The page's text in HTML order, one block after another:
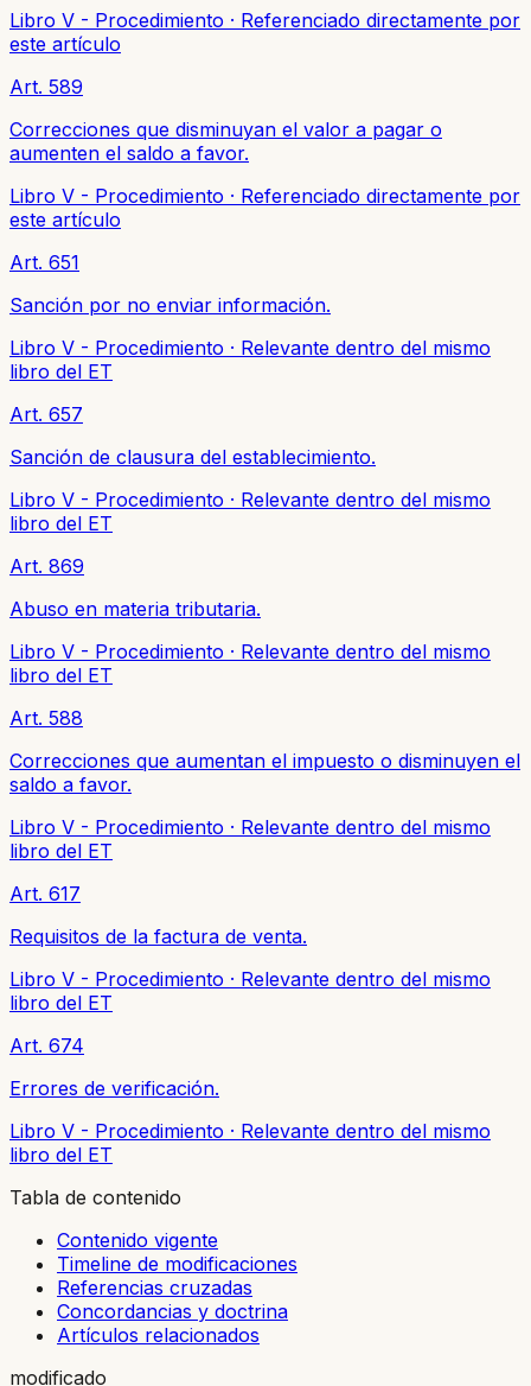
Libro V - Procedimiento · Referenciado directamente por
este artículo
Art. 589
Correcciones que disminuyan el valor a pagar o
aumenten el saldo a favor.
Libro V - Procedimiento · Referenciado directamente por
este artículo
Art. 651
Sanción por no enviar información.
Libro V - Procedimiento · Relevante dentro del mismo
libro del ET
Art. 657
Sanción de clausura del establecimiento.
Libro V - Procedimiento · Relevante dentro del mismo
libro del ET
Art. 869
Abuso en materia tributaria.
Libro V - Procedimiento · Relevante dentro del mismo
libro del ET
Art. 588
Correcciones que aumentan el impuesto o disminuyen el
saldo a favor.
Libro V - Procedimiento · Relevante dentro del mismo
libro del ET
Art. 617
Requisitos de la factura de venta.
Libro V - Procedimiento · Relevante dentro del mismo
libro del ET
Art. 674
Errores de verificación.
Libro V - Procedimiento · Relevante dentro del mismo
libro del ET
Tabla de contenido
Contenido vigente
Timeline de modificaciones
Referencias cruzadas
Concordancias y doctrina
Artículos relacionados
modificado